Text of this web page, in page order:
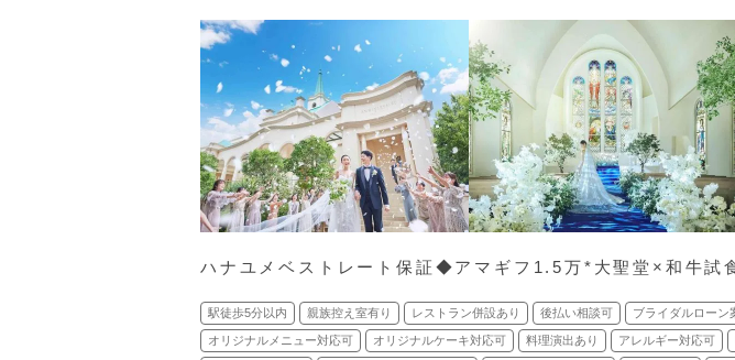
ハナユメベストレート保証◆アマギフ1.5万*大聖堂×和牛試
駅徒歩5分以内 親族控え室有り レストラン併設あり 後払い相談可 ブライダルローン
オリジナルメニュー対応可 オリジナルケーキ対応可 料理演出あり アレルギー対応可